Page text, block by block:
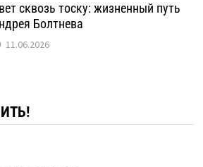
сквозь тоску: жизненный путь
Болтнева
11.06.2026